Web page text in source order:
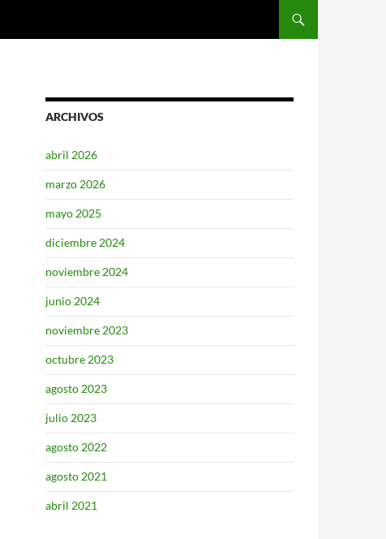
ARCHIVOS
abril 2026
marzo 2026
mayo 2025
diciembre 2024
noviembre 2024
junio 2024
noviembre 2023
octubre 2023
agosto 2023
julio 2023
agosto 2022
agosto 2021
abril 2021